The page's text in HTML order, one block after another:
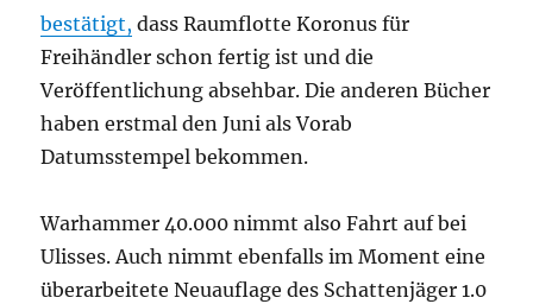
bestätigt, dass Raumflotte Koronus für
Freihändler schon fertig ist und die
Veröffentlichung absehbar. Die anderen Bücher
haben erstmal den Juni als Vorab
Datumsstempel bekommen.
Warhammer 40.000 nimmt also Fahrt auf bei
Ulisses. Auch nimmt ebenfalls im Moment eine
überarbeitete Neuauflage des Schattenjäger 1.0